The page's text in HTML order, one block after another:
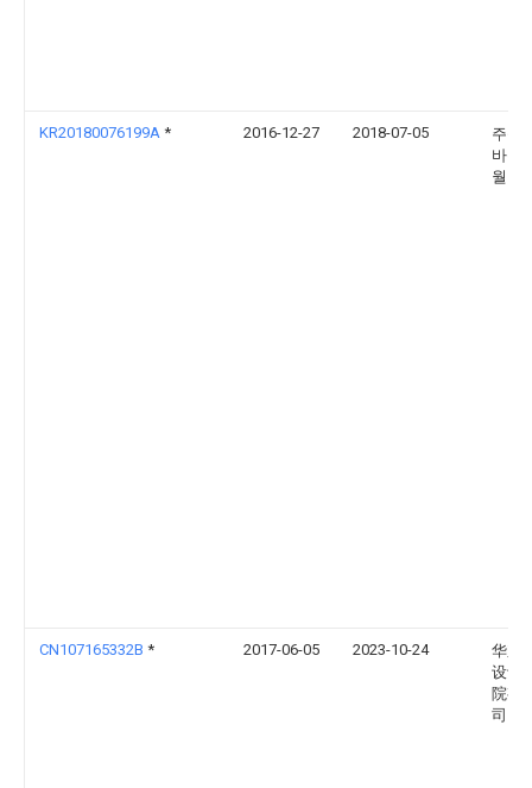
KR20180076199A * 2016-12-27 2018-07-05
주식
바우
월
CN107165332B * 2017-06-05 2023-10-24
华东
设计
院有
司